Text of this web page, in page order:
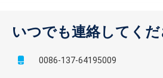
いつでも連絡してく
0086-137-64195009